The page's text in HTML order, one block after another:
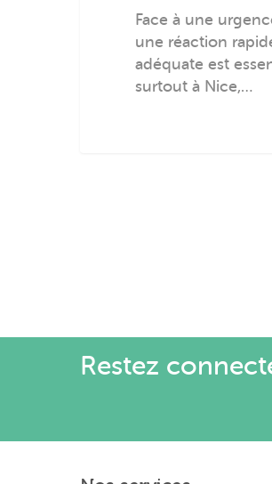
Face à une
une réaction
adéquate est
surtout à Nice,…
Restez